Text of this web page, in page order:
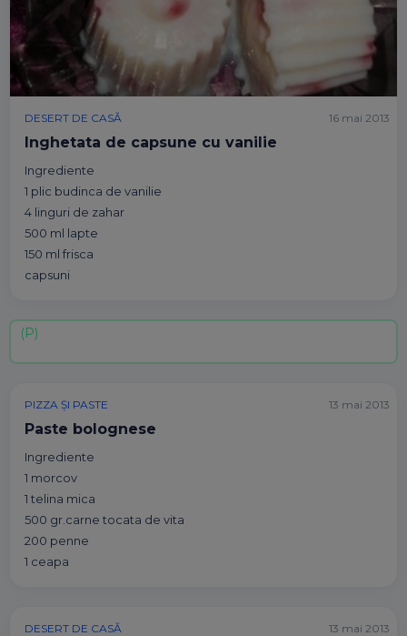
DESERT DE CASĂ
Inghetata de capsune cu vanilie
Ingrediente
1 plic budinca de vanilie
4 linguri de zahar
500 ml lapte
150 ml frisca
capsuni
16 mai 2013
PIZZA ȘI PASTE
Paste bolognese
Ingrediente
1 morcov
1 telina mica
500 gr.carne tocata de vita
200 penne
1 ceapa
13 mai 2013
DESERT DE CASĂ 13 mai 2013